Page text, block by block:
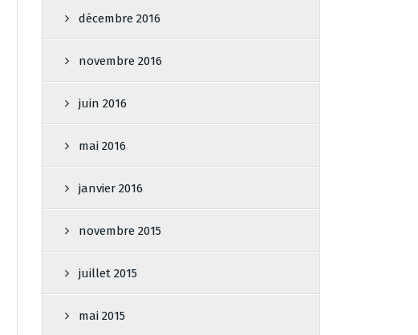
décembre 2016
novembre 2016
juin 2016
mai 2016
janvier 2016
novembre 2015
juillet 2015
mai 2015